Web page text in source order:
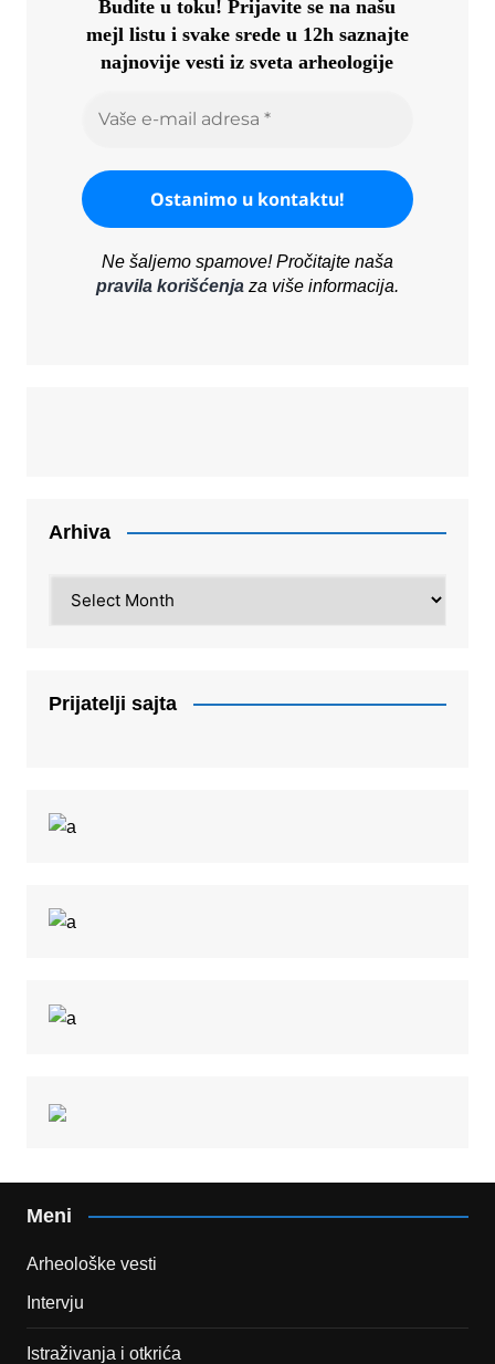
Budite u toku!Prijavite se na našu
mejl listu i svake srede u 12h saznajte
najnovije vesti iz sveta arheologije
Ne šaljemo spamove! Pročitajte naša
pravila korišćenjaza više informacija.
Arhiva
Prijatelji sajta
Meni
Arheološke vesti
Intervju
Istraživanja i otkrića